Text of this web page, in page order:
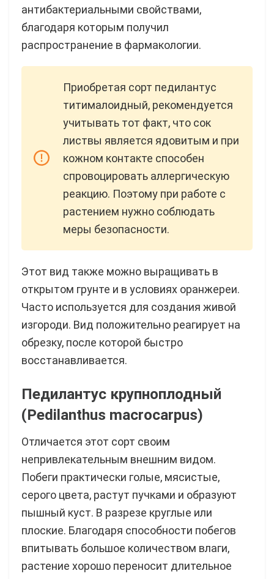
антибактериальными свойствами,
благодаря которым получил
распространение в фармакологии.
Приобретая сорт педилантус
титималоидный, рекомендуется
учитывать тот факт, что сок
листвы является ядовитым и при
кожном контакте способен
спровоцировать аллергическую
реакцию. Поэтому при работе с
растением нужно соблюдать
меры безопасности.
Этот вид также можно выращивать в
открытом грунте и в условиях оранжереи.
Часто используется для создания живой
изгороди. Вид положительно реагирует на
обрезку, после которой быстро
восстанавливается.
Педилантус крупноплодный
(Pedilanthus macrocarpus)
Отличается этот сорт своим
непривлекательным внешним видом.
Побеги практически голые, мясистые,
серого цвета, растут пучками и образуют
пышный куст. В разрезе круглые или
плоские. Благодаря способности побегов
впитывать большое количеством влаги,
растение хорошо переносит длительное